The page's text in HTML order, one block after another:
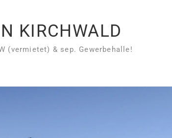
KIRCHWALD
(vermietet) & sep. Gewerbehalle!